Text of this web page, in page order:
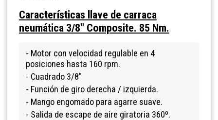
Características llave de carraca
neumática 3/8" Composite. 85 Nm.
- Motor con velocidad regulable en 4
posiciones hasta 160 rpm.
- Cuadrado 3/8"
- Función de giro derecha / izquierda.
- Mango engomado para agarre suave.
- Salida de escape de aire giratoria 360º.